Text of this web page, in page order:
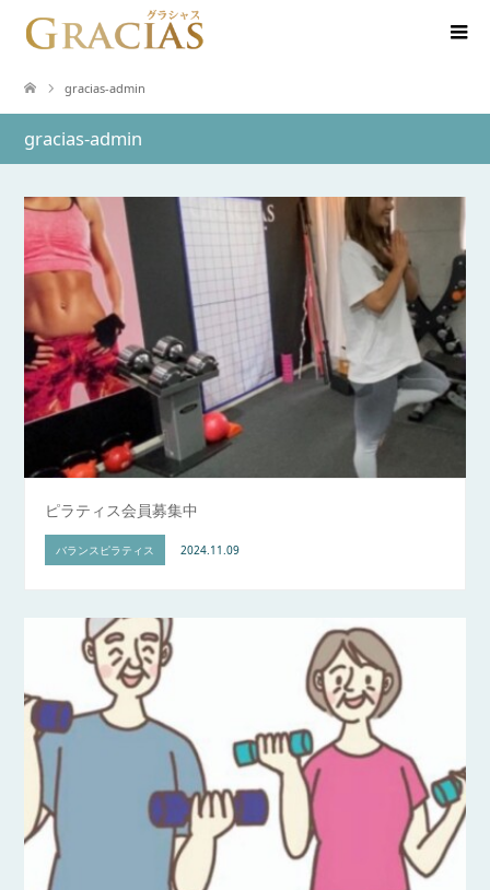
gracias-admin
gracias-admin
ピラティス会員募集中
バランスピラティス 2024.11.09